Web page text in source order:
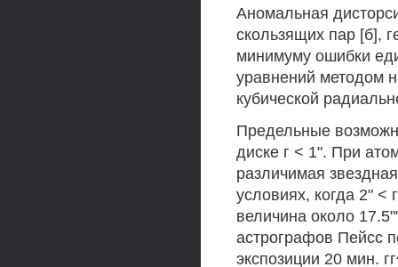
Аномальная
скользящих пар [б],
минимуму ошибки
уравнений методом
кубической
Предельные
диске г < 1". При
различимая
условиях, когда 2" <
величина около
астрографов Пейсс
экспозиции 20 мин.